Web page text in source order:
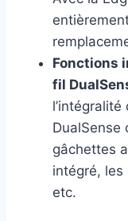
Fonctions
fil
DualSense
gâchettes
intégré, les
etc.